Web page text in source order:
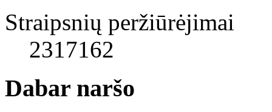
Straipsnių peržiūrėjimai
2317162
Dabar naršo